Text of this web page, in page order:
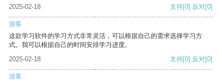
2025-02-18 支持[0] 反对[0]
游客
这款学习软件的学习方式非常灵活，可以根据自己的需求选择学习方
式。我可以根据自己的时间安排学习进度。
2025-02-18
支持[0] 反对[0]
游客